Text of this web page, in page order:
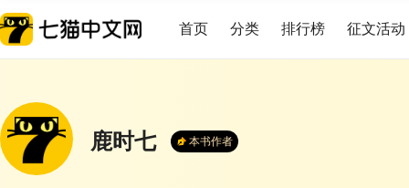
首页 分类 排行榜 征文活动
鹿时七 本书作者